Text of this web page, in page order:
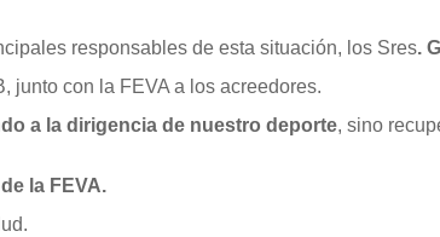
responsables de esta situación, los Sres.
junto con la FEVA a los acreedores.
a la dirigencia de nuestro deporte, sino
la FEVA.